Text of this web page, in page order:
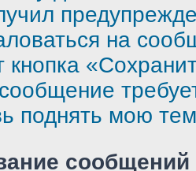
на
кнопка
поднять мою